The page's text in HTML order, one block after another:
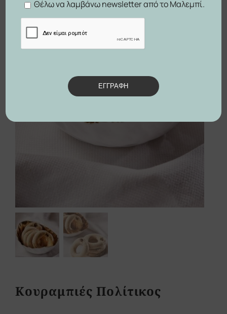
Κουραμπιές Πολίτικος
Θέλω να λαμβάνω newsletter από το Μαλεμπί.
ΕΓΓΡΑΦΗ